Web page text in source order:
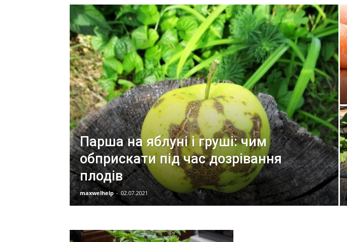
Парша на яблуні і груші: чим
обприскати під час дозрівання
плодів
maxwelhelp - 02.07.2021